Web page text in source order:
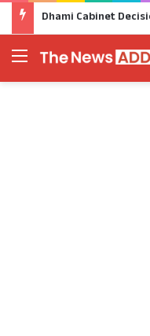
Menu